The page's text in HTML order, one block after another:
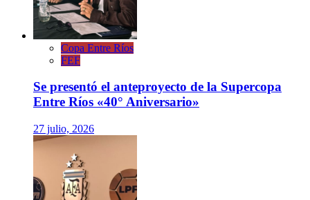
Copa Entre Ríos
FEF
Se presentó el anteproyecto de la Supercopa
Entre Ríos «40° Aniversario»
27 julio, 2026